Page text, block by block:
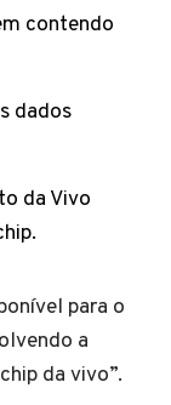
contendo
dados
da Vivo
para o
a
da vivo”.